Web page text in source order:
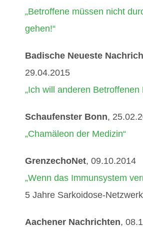
„Betroffene müssen nicht
gehen!“
Badische Neueste
29.04.2015
„Ich will anderen Betroffenen
Schaufenster Bonn,
„Chamäleon der Medizin“
GrenzechoNet, 09.10.2014
„Wenn das Immunsystem
5 Jahre Sarkoidose-
Aachener Nachrichten,